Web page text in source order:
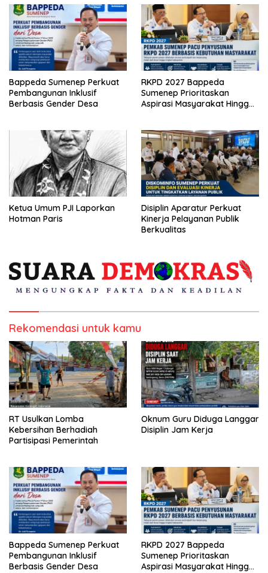
Bappeda Sumenep Perkuat
Pembangunan Inklusif
Berbasis Gender Desa
RKPD 2027 Bappeda
Sumenep Prioritaskan
Aspirasi Masyarakat Hingga
Ketua Umum PJI Laporkan
Hotman Paris
Disiplin Aparatur Perkuat
Kinerja Pelayanan Publik
Berkualitas
Rekomendasi untuk kamu
RT Usulkan Lomba
Kebersihan Berhadiah
Partisipasi Pemerintah
Oknum Guru Diduga Langgar
Disiplin Jam Kerja
Bappeda Sumenep Perkuat
Pembangunan Inklusif
Berbasis Gender Desa
RKPD 2027 Bappeda
Sumenep Prioritaskan
Aspirasi Masyarakat Hingga